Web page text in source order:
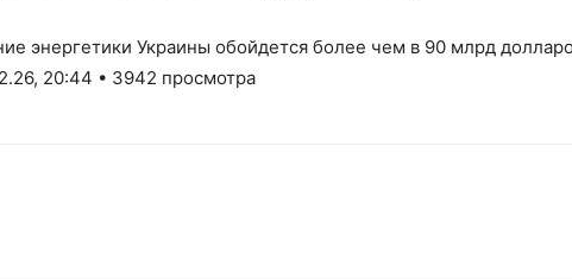
энергетики Украины обойдется более чем в 90 млрд
20:44 • 3942 просмотра